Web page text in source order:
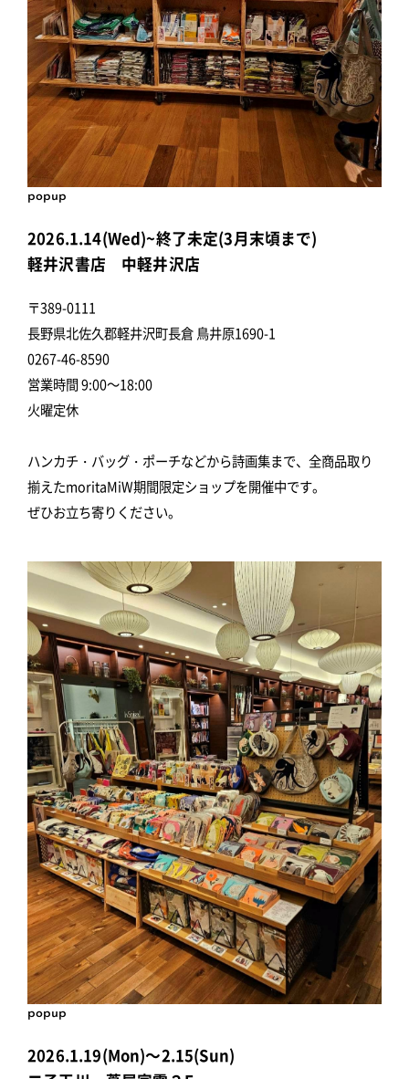
popup
2026.1.14(Wed)~終了未定(3月末頃まで)
軽井沢書店 中軽井沢店
〒389-0111
長野県北佐久郡軽井沢町長倉 鳥井原1690-1
0267-46-8590
営業時間 9:00～18:00
火曜定休
ハンカチ・バッグ・ポーチなどから詩画集まで、全商品取り
揃えたmoritaMiW期間限定ショップを開催中です。
ぜひお立ち寄りください。
popup
2026.1.19(Mon)～2.15(Sun)